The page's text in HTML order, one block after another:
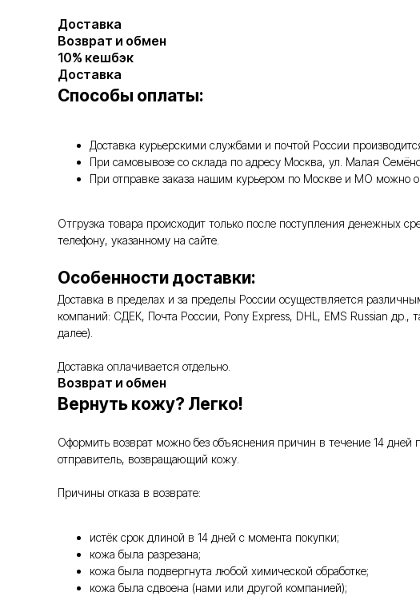
Доставка
Возврат и обмен
10% кешбэк
Доставка
Способы оплаты:
Доставка курьерскими службами и почтой России
При самовывозе со склада по адресу Москва, ул. Малая
При отправке заказа нашим курьером по Москве и МО можно
Отгрузка товара происходит только после поступления денежных
телефону, указанному на сайте.
Особенности доставки:
Доставка в пределах и за пределы России осуществляется
компаний: СДЕК, Почта России, Pony Express, DHL, EMS Russian
далее).
Доставка оплачивается отдельно.
Возврат и обмен
Вернуть кожу? Легко!
Оформить возврат можно без объяснения причин в течение 14 дней
отправитель, возвращающий кожу.
Причины отказа в возврате:
истёк срок длиной в 14 дней с момента покупки;
кожа была разрезана;
кожа была подвергнута любой химической обработке;
кожа была сдвоена (нами или другой компанией);